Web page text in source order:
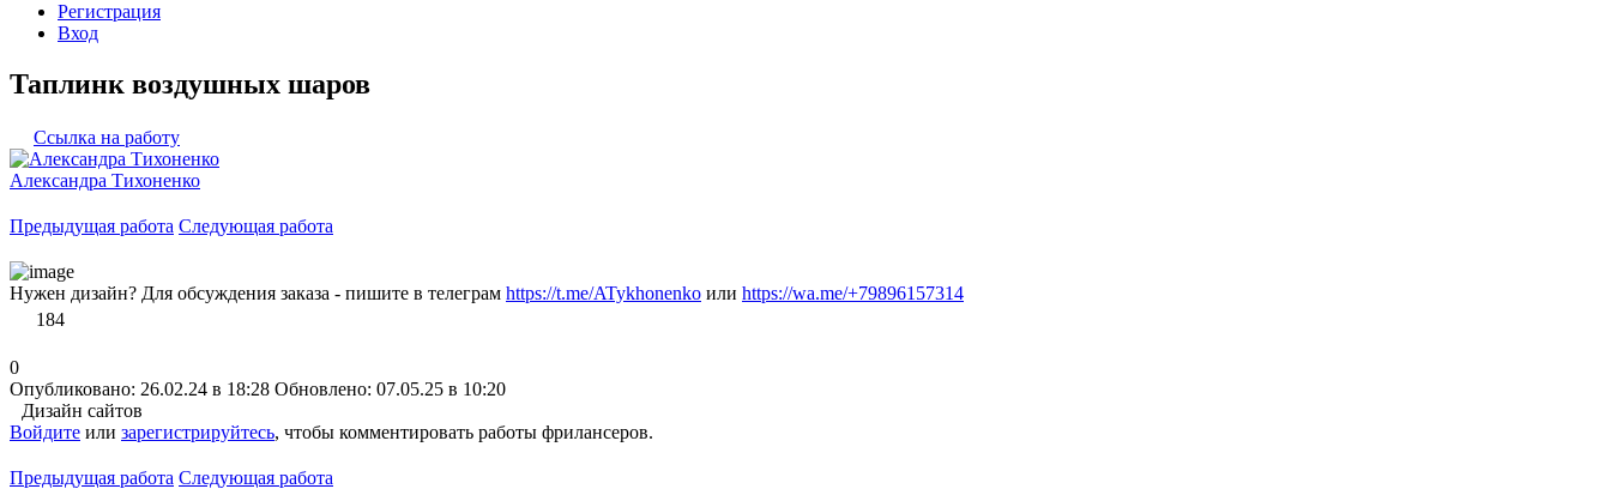
Регистрация
Вход
Таплинк воздушных шаров
Ссылка на работу
Александра Тихоненко
Предыдущая работа Следующая работа
Нужен дизайн? Для обсуждения заказа - пишите в телеграм https://t.me/ATykhonenko или https://wa.me/+79896157314
184
0
Опубликовано: 26.02.24 в 18:28 Обновлено: 07.05.25 в 10:20
Дизайн сайтов
Войдите или зарегистрируйтесь, чтобы комментировать работы фрилансеров.
Предыдущая работа Следующая работа